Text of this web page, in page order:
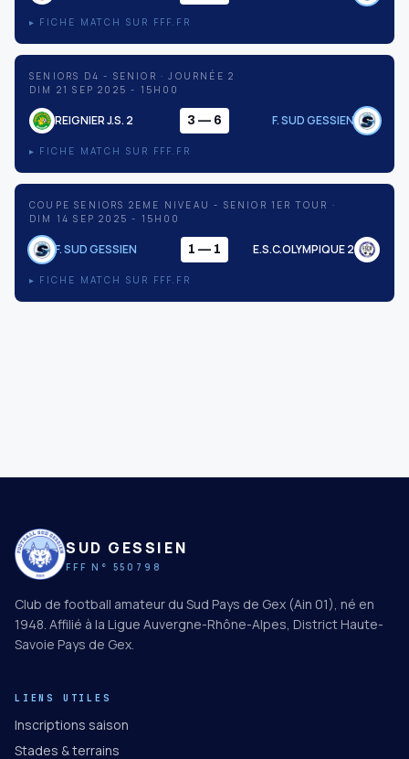
▸ FICHE MATCH SUR FFF.FR
SENIORS D4 - SENIOR · JOURNÉE 2
DIM 21 SEP 2025 - 15H00
REIGNIER J.S. 2 3 — 6 F. SUD GESSIEN
▸ FICHE MATCH SUR FFF.FR
COUPE SENIORS 2EME NIVEAU - SENIOR 1ER TOUR ·
DIM 14 SEP 2025 - 15H00
F. SUD GESSIEN 1 — 1 E.S.C.OLYMPIQUE 2
▸ FICHE MATCH SUR FFF.FR
SUD GESSIEN
FFF N° 550798
Club de football amateur du Sud Pays de Gex (Ain 01), né en
1948. Affilié à la Ligue Auvergne-Rhône-Alpes, District Haute-
Savoie Pays de Gex.
LIENS UTILES
Inscriptions saison
Stades & terrains